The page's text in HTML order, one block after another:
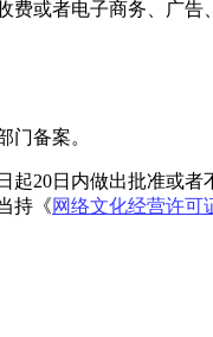
或者电子商务、广告
门备案。
20日内做出批准或者
持《网络文化经营许可